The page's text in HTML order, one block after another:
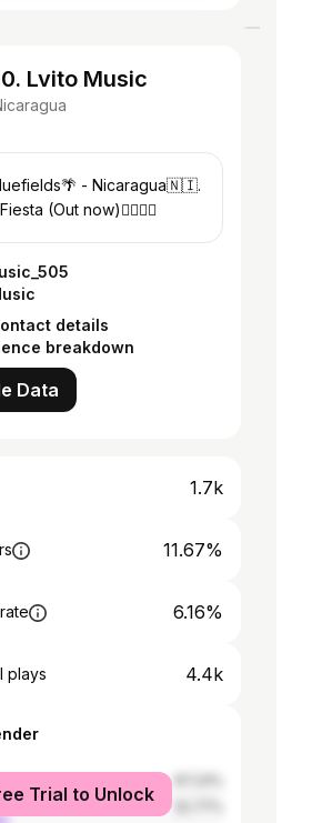
Lvito Music
- Nicaragua🇳🇮.
Fiesta (Out now)👇🏾👇🏾
details
breakdown
Data
1.7k
11.67%
6.16%
plays 4.4k
Trial to Unlock